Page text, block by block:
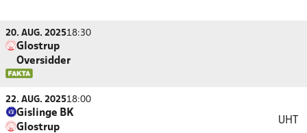
20. AUG. 202518:30
Glostrup
Oversidder
22. AUG. 202518:00
Gislinge BK
Glostrup
UHT